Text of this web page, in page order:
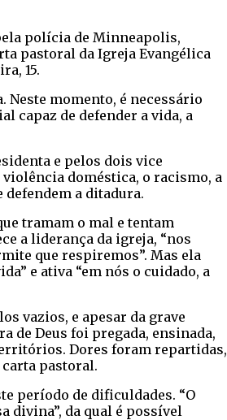
polícia de Minneapolis,
pastoral da Igreja Evangélica
15.
Neste momento, é necessário
capaz de defender a vida, a
e pelos dois vice
violência doméstica, o racismo, a
a ditadura.
tramam o mal e tentam
a liderança da igreja, “nos
que respiremos”. Mas ela
e ativa “em nós o cuidado, a
vazios, e apesar da grave
de Deus foi pregada, ensinada,
Dores foram repartidas,
pastoral.
período de dificuldades. “O
divina”, da qual é possível